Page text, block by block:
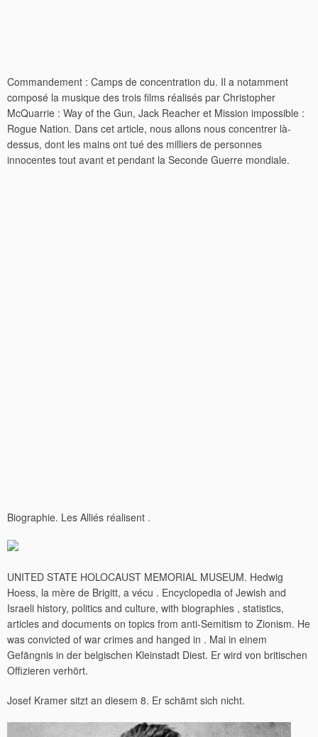
Commandement ‎: ‎Camps de concentration du. Il a notamment
composé la musique des trois films réalisés par Christopher
McQuarrie : Way of the Gun, Jack Reacher et Mission impossible :
Rogue Nation. Dans cet article, nous allons nous concentrer là-
dessus, dont les mains ont tué des milliers de personnes
innocentes tout avant et pendant la Seconde Guerre mondiale.
Biographie. Les Alliés réalisent .
UNITED STATE HOLOCAUST MEMORIAL MUSEUM. Hedwig
Hoess, la mère de Brigitt, a vécu . Encyclopedia of Jewish and
Israeli history, politics and culture, with biographies , statistics,
articles and documents on topics from anti-Semitism to Zionism. He
was convicted of war crimes and hanged in . Mai in einem
Gefängnis in der belgischen Kleinstadt Diest. Er wird von britischen
Offizieren verhört.
Josef Kramer sitzt an diesem 8. Er schämt sich nicht.